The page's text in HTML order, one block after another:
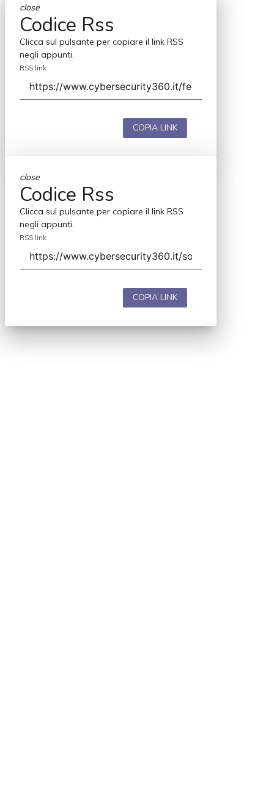
close
Codice Rss
Clicca sul pulsante per copiare il link RSS
negli appunti.
RSS link
COPIA LINK
close
Codice Rss
Clicca sul pulsante per copiare il link RSS
negli appunti.
RSS link
COPIA LINK